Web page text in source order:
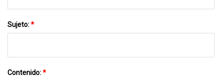
Sujeto:*
Contenido:*